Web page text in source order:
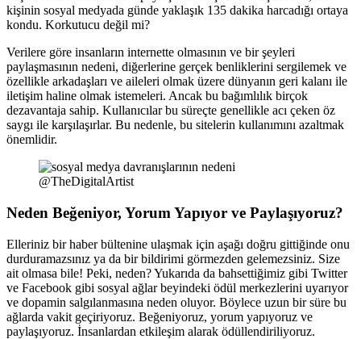
kişinin sosyal medyada günde yaklaşık 135 dakika harcadığı ortaya
kondu. Korkutucu değil mi?
Verilere göre insanların internette olmasının ve bir şeyleri
paylaşmasının nedeni, diğerlerine gerçek benliklerini sergilemek ve
özellikle arkadaşları ve aileleri olmak üzere dünyanın geri kalanı ile
iletişim haline olmak istemeleri. Ancak bu bağımlılık birçok
dezavantaja sahip. Kullanıcılar bu süreçte genellikle acı çeken öz
saygı ile karşılaşırlar. Bu nedenle, bu sitelerin kullanımını azaltmak
önemlidir.
@TheDigitalArtist
Neden Beğeniyor, Yorum Yapıyor ve Paylaşıyoruz?
Elleriniz bir haber bültenine ulaşmak için aşağı doğru gittiğinde onu
durduramazsınız ya da bir bildirimi görmezden gelemezsiniz. Size
ait olmasa bile! Peki, neden? Yukarıda da bahsettiğimiz gibi Twitter
ve Facebook gibi sosyal ağlar beyindeki ödül merkezlerini uyarıyor
ve dopamin salgılanmasına neden oluyor. Böylece uzun bir süre bu
ağlarda vakit geçiriyoruz. Beğeniyoruz, yorum yapıyoruz ve
paylaşıyoruz. İnsanlardan etkileşim alarak ödüllendiriliyoruz.